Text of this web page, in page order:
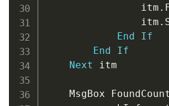
                itm
.
                itm
.
End
If
End
If
Next itm
MsgBox